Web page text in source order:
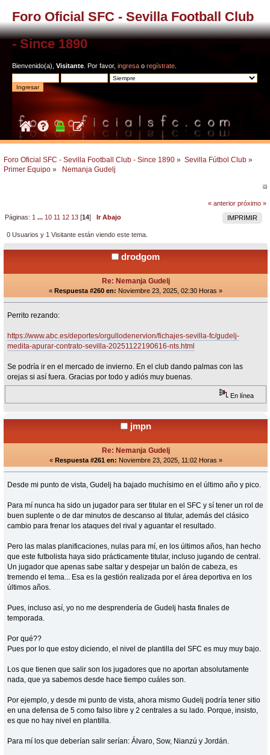
Foro Oficial SFC - Sevilla Football Club
- Since 1890
Bienvenido(a), Visitante . Por favor, ingresa o regístrate
Foro Oficial SFC - Sevilla Football Club - Since 1890 » Sevilla Fútbol Club »
Primer Equipo » Nemanja Gudelj
« anterior próximo »
IMPRIMIR
Páginas: 1 ... 10 11 12 13 [14]Ir Abajo
0 Usuarios y 1 Visitante están viendo este tema.
drodgom
Re: Nemanja Gudelj
« Respuesta #260 en: Noviembre 23, 2025, 02:30 Horas »
Perrito rezando:
https://www.abc.es/deportes/orgullodenervion/fichajes-sevilla-fc/gudelj-
medita-apurar-contrato-sevilla-20251122190616-nts.html
Se podría ir en el mercado de invierno. En el club dando palmas con las
orejas si así fuera. Gracias por todo y adiós muy buenas.
En línea
jmpn
Re: Nemanja Gudelj
« Respuesta #261 en: Noviembre 23, 2025, 11:02 Horas »
Desde mi punto de vista, Gudelj ha bajado muchísimo en el último año y pico.
Para mí nunca ha sido un jugador para ser titular en el SFC y sí tener un rol de
buen suplente o de dar minutos de descanso al titular, además del clásico
cambio para frenar los ataques del rival y aguantar el resultado.
Pero las malas planificaciones, nulas para mí, en los últimos años, han hecho
que este futbolista haya sido prácticamente titular, incluso jugando de central.
Un jugador que apenas sabe saltar y despejar un balón de cabeza, es
tremendo el tema... Esa es la gestión realizada por el área deportiva en los
últimos años.
Pues, incluso así, yo no me desprendería de Gudelj hasta finales de
temporada.
Por qué??
Pues por lo que estoy diciendo, el nivel de plantilla del SFC es muy muy bajo.
Los que tienen que salir son los jugadores que no aportan absolutamente
nada, que ya sabemos desde hace tiempo cuáles son.
Por ejemplo, y desde mi punto de vista, ahora mismo Gudelj podría tener sitio
en una defensa de 5 como falso libre y 2 centrales a su lado. Porque, insisto,
es que no hay nivel en plantilla.
Para mí los que deberían salir serían: Álvaro, Sow, Nianzú y Jordán.